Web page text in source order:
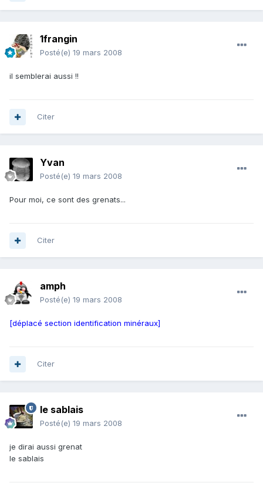
1frangin
Posté(e) 19 mars 2008
il semblerai aussi !!
Citer
Yvan
Posté(e) 19 mars 2008
Pour moi, ce sont des grenats...
Citer
amph
Posté(e) 19 mars 2008
[déplacé section identification minéraux]
Citer
le sablais
Posté(e) 19 mars 2008
je dirai aussi grenat
le sablais